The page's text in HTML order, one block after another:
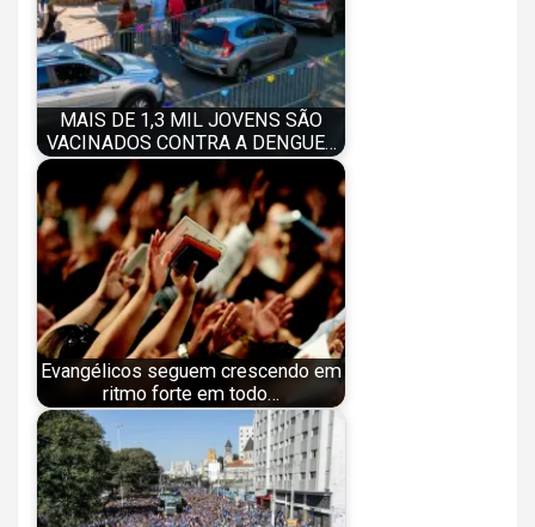
MAIS DE 1,3 MIL JOVENS SÃO
VACINADOS CONTRA A DENGUE…
Evangélicos seguem crescendo em
ritmo forte em todo…